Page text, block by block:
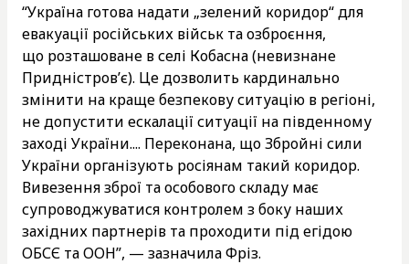
“Україна готова надати „зелений коридор“ для
евакуації російських військ та озброєння,
що розташоване в селі Кобасна (невизнане
Придністров’є). Це дозволить кардинально
змінити на краще безпекову ситуацію в регіоні,
не допустити ескалації ситуації на південному
заході України.... Переконана, що Збройні сили
України організують росіянам такий коридор.
Вивезення зброї та особового складу має
супроводжуватися контролем з боку наших
західних партнерів та проходити під егідою
ОБСЄ та ООН”, — зазначила Фріз.